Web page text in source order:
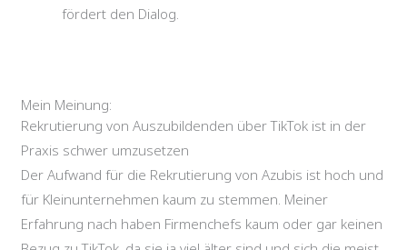
fördert den Dialog.
Mein Meinung:
Rekrutierung von Auszubildenden über TikTok ist in der
Praxis schwer umzusetzen
Der Aufwand für die Rekrutierung von Azubis ist hoch und
für Kleinunternehmen kaum zu stemmen. Meiner
Erfahrung nach haben Firmenchefs kaum oder gar keinen